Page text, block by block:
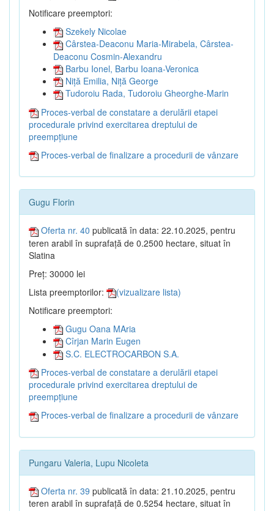
Notificare preemptori:
Szekely Nicolae
Cârstea-Deaconu Maria-Mirabela, Cârstea-
Deaconu Cosmin-Alexandru
Barbu Ionel, Barbu Ioana-Veronica
Niță Emilia, Niță George
Tudoroiu Rada, Tudoroiu Gheorghe-Marin
Proces-verbal de constatare a derulării etapei
procedurale privind exercitarea dreptului de
preempțiune
Proces-verbal de finalizare a procedurii de vânzare
Gugu Florin
Oferta nr. 40 publicată în data: 22.10.2025, pentru
teren arabil în suprafață de 0.2500 hectare, situat în
Slatina
Preț: 30000 lei
Lista preemptorilor:
(vizualizare lista)
Notificare preemptori:
Gugu Oana MAria
Cîrjan Marin Eugen
S.C. ELECTROCARBON S.A.
Proces-verbal de constatare a derulării etapei
procedurale privind exercitarea dreptului de
preempțiune
Proces-verbal de finalizare a procedurii de vânzare
Pungaru Valeria, Lupu Nicoleta
Oferta nr. 39 publicată în data: 21.10.2025, pentru
teren arabil în suprafață de 0.5254 hectare, situat în